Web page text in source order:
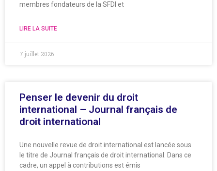
membres fondateurs de la SFDI et
LIRE LA SUITE
7 juillet 2026
Penser le devenir du droit
international – Journal français de
droit international
Une nouvelle revue de droit international est lancée sous
le titre de Journal français de droit international. Dans ce
cadre, un appel à contributions est émis